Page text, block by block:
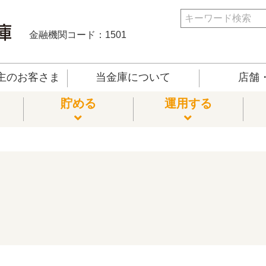
金融機関コード：1501
貯める 運用する
のお客さま 当金庫について 店舗